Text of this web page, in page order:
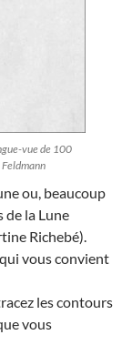
vue de 100
ou, beaucoup
de la Lune
Richebé).
vous convient
les contours
vous